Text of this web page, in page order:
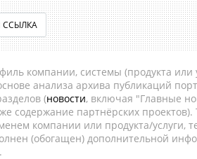
ССЫЛКА
компании, системы (продукта или
анализа архива публикаций
(новости, включая "Главные
содержание партнёрских
компании или продукта/
(обогащен) дополнительной